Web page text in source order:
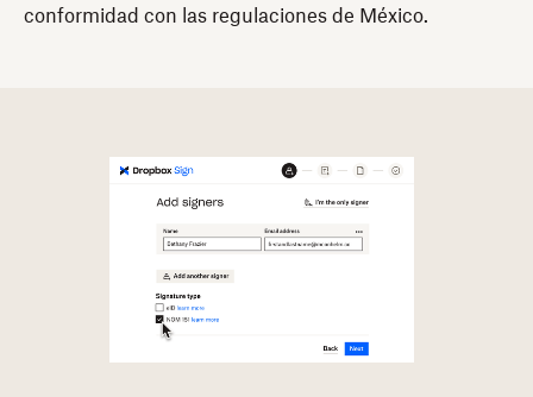
conformidad con las regulaciones de México.